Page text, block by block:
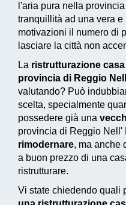
l'aria pura nella
tranquillità ad una vera
motivazioni il numero di
lasciare la città non
La ristrutturazione
provincia di Reggio
valutando? Può
scelta, specialmente
possedere già una
provincia di Reggio Nell'
rimodernare, ma anche
a buon prezzo di una
ristrutturare.
Vi state chiedendo quali